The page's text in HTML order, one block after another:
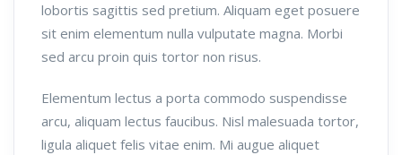
lobortis sagittis sed pretium. Aliquam eget posuere
sit enim elementum nulla vulputate magna. Morbi
sed arcu proin quis tortor non risus.
Elementum lectus a porta commodo suspendisse
arcu, aliquam lectus faucibus. Nisl malesuada tortor,
ligula aliquet felis vitae enim. Mi augue aliquet